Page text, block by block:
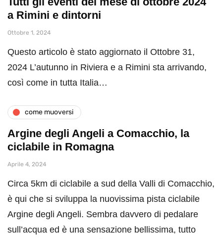
a Rimini e dintorni
Ottobre 1, 2024
Questo articolo è stato aggiornato il Ottobre 31,
2024 L’autunno in Riviera e a Rimini sta arrivando,
così come in tutta Italia…
come muoversi
Argine degli Angeli a Comacchio, la
ciclabile in Romagna
Aprile 4, 2024
Circa 5km di ciclabile a sud della Valli di Comacchio,
è qui che si sviluppa la nuovissima pista ciclabile
Argine degli Angeli. Sembra davvero di pedalare
sull’acqua ed è una sensazione bellissima, tutto